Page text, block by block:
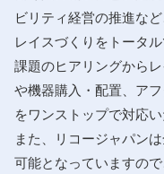
ビリティ経営の推進な
レイスづくりをトータル
課題のヒアリングから
や機器購入・配置、ア
をワンストップで対応い
また、リコージャパン
可能となっていますの